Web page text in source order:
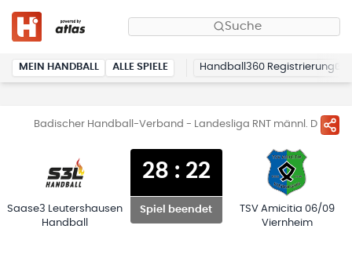
Suche
MEIN HANDBALL ALLE SPIELE Handball360 Registrierung
Badischer Handball-Verband - Landesliga RNT männl. D
Saase3 Leutershausen
Handball
28 : 22
Spiel beendet
TSV Amicitia 06/09
Viernheim